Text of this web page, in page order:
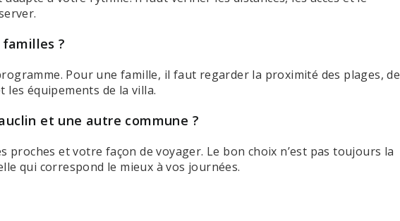
?
Pour une famille, il faut regarder la proximité des plages,
les équipements de la villa.
et une autre commune ?
proches et votre façon de voyager. Le bon choix n’est pas toujours la
qui correspond le mieux à vos journées.